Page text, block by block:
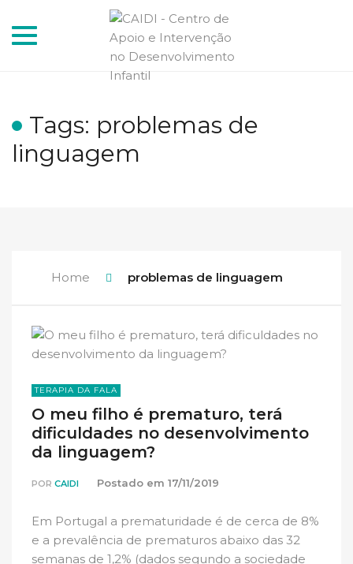
Toggle
Tags: problemas de
linguagem
Home problemas de linguagem
TERAPIA DA FALA
O meu filho é prematuro, terá
dificuldades no desenvolvimento
da linguagem?
POR CAIDI Postado em 17/11/2019
Em Portugal a prematuridade é de cerca de 8%
e a prevalência de prematuros abaixo das 32
semanas de 1,2% (dados segundo a sociedade